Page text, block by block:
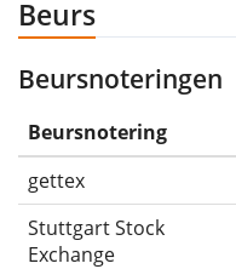
Beurs
Beursnoteringen
Beursnotering
gettex
Stuttgart Stock
Exchange